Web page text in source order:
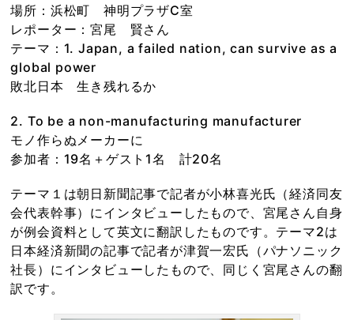
場所：浜松町 神明プラザC室
レポーター：宮尾 賢さん
テーマ：1. Japan, a failed nation, can survive as a
global power
敗北日本 生き残れるか
2. To be a non-manufacturing manufacturer
モノ作らぬメーカーに
参加者：19名＋ゲスト1名 計20名
テーマ１は朝日新聞記事で記者が小林喜光氏（経済同友
会代表幹事）にインタビューしたもので、宮尾さん自身
が例会資料として英文に翻訳したものです。テーマ2は
日本経済新聞の記事で記者が津賀一宏氏（パナソニック
社長）にインタビューしたもので、同じく宮尾さんの翻
訳です。